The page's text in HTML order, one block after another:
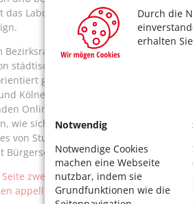
Durch die
erhalten
Notwendig
Notwendige Cookies
machen eine Webseite
nutzbar, indem sie
Grundfunktionen wie die
das Labor die Stabsstelle
Bezirksrathaus Innenstadt sind
städtischen Teams gebucht werden;
gearbeitet werden. Es soll aber
Kölnern zu neuen Projekten genutzt
Online-Serviceportals der Stadt
wie sich Bürgerinnen und Bürger
von Studentinnen der Köln
Bürgerschaft und Stadtverwaltung
Seite zwei, wie Frau
appelliert.